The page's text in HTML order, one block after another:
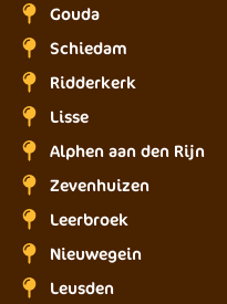
Gouda
Schiedam
Ridderkerk
Lisse
Alphen aan den Rijn
Zevenhuizen
Leerbroek
Nieuwegein
Leusden